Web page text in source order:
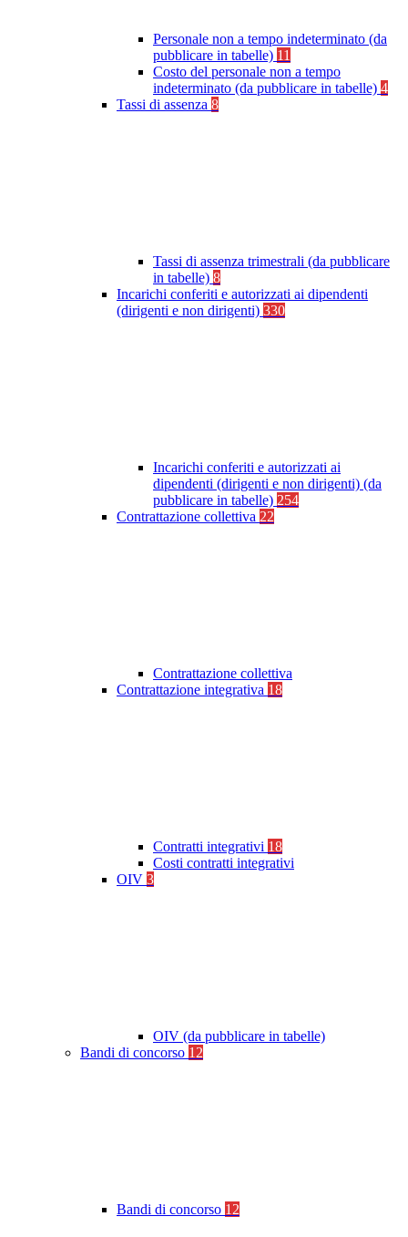
Personale non a tempo indeterminato (da
pubblicare in tabelle) 11
Costo del personale non a tempo
indeterminato (da pubblicare in tabelle) 4
Tassi di assenza 8
Tassi di assenza trimestrali (da pubblicare
in tabelle) 8
Incarichi conferiti e autorizzati ai dipendenti
(dirigenti e non dirigenti) 330
Incarichi conferiti e autorizzati ai
dipendenti (dirigenti e non dirigenti) (da
pubblicare in tabelle) 254
Contrattazione collettiva 22
Contrattazione collettiva
Contrattazione integrativa 18
Contratti integrativi 18
Costi contratti integrativi
OIV 3
OIV (da pubblicare in tabelle)
Bandi di concorso 12
Bandi di concorso 12